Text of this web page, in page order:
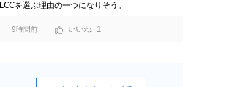
LCCを選ぶ理由の一つになりそう。
9時間前 1